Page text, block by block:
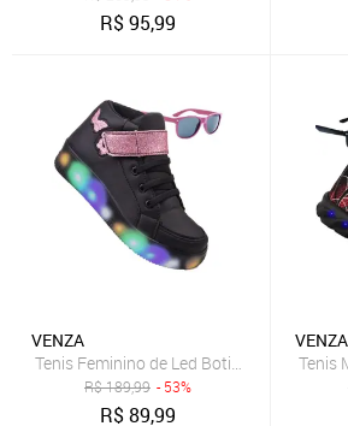
R$95,99
VENZA
Tenis Feminino de Led Botinha Borboleta
R$189,99 - 53%
R$89,99
VENZA
Tenis